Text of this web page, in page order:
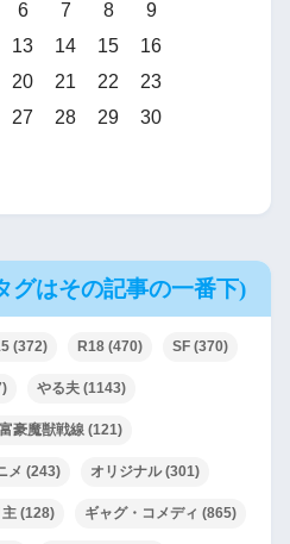
6 7 8
9
13 14 15
16
20 21 22
23
27 28 29
30
グはその記事の一番下)
(372) R18 (470) SF (370)
やる夫 (1143)
豪魔獣戦線 (121)
メ (243) オリジナル(301)
主 (128) ギャグ・コメディ (865)